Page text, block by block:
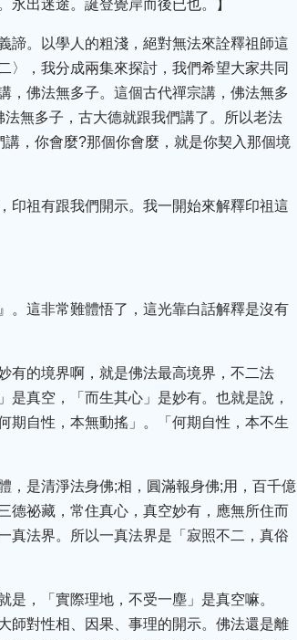
出迷途。誕登覺岸而後已也。】
諦。以學人的粗淺，絕對無法來詮釋祖師這
〉，我分成兩集來探討，我們希望大家共同
，佛法無多子。這個古代禪宗講，佛法無多
無多子，古大德就跟我們講了。所以老法
，你會麼?那個你會麼，就是你契入那個境
印祖有跟我們開示。我一開始來解釋印祖這
。這非常難體悟了，這光靠白話解釋是沒有
有的境界啊，就是佛法最高境界，不二法
真空，「而生其心」是妙有。也就是說，
期自性，本無動搖」。「何期自性，本不生
，是清淨法身佛;相，圓滿報身佛;用，百千億
德祕藏，常住真心，真空妙有，應無所住而
真法界。所以一真法界是「寂照不二，真俗
，「實際理地，不受一塵」是真空嘛。
師對性相、因果、事理的開示。佛法還是離